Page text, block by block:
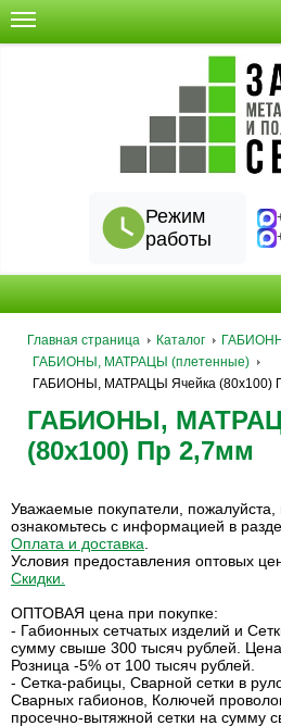
Режим
работы
Главная страница Каталог
ГАБИОНЫ, МАТРАЦЫ (плетенные)
ГАБИОНЫ, МАТРАЦЫ Ячейка (80х100)
ГАБИОНЫ,
(80х100) Пр 2,7мм
Уважаемые покупатели,
ознакомьтесь с информацией в
Оплата и доставка
Условия предоставления оптовых
Скидки
ОПТОВАЯ цена при покупке:
- Габионных сетчатых изделий и
сумму свыше 300 тысяч рублей.
Розница -5% от 100 тысяч рублей.
- Сетка-рабицы, Сварной сетки в
Сварных габионов, Колючей
просечно-вытяжной сетки на сумму